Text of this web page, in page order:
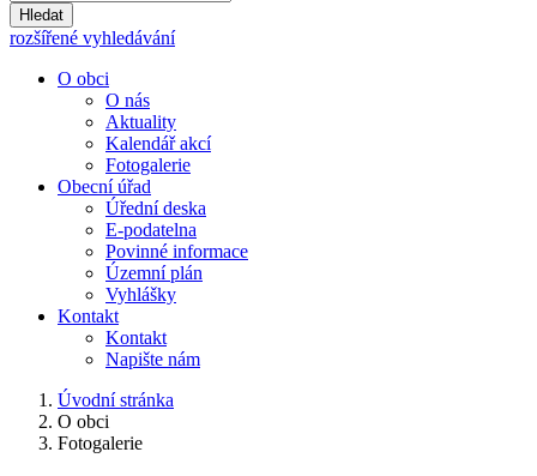
Hledat
rozšířené vyhledávání
O obci
O nás
Aktuality
Kalendář akcí
Fotogalerie
Obecní úřad
Úřední deska
E-podatelna
Povinné informace
Územní plán
Vyhlášky
Kontakt
Kontakt
Napište nám
Úvodní stránka
O obci
Fotogalerie